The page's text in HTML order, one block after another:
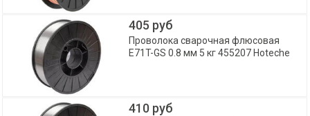
405 руб
Проволока сварочная флюсовая
E71T-GS 0.8 мм 5 кг 455207 Hoteche
410 руб